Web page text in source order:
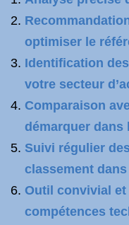
optimiser le
Identification
votre secteur
Comparaison
démarquer dans
Suivi régulier
classement
Outil convivial
compétences